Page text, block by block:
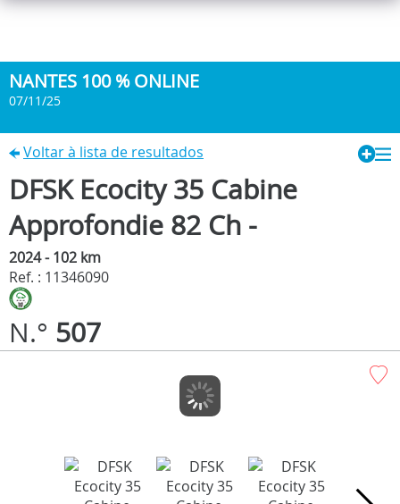
NANTES 100 % ONLINE
07/11/25
Voltar à lista de resultados
DFSK Ecocity 35 Cabine
Approfondie 82 Ch -
2024 - 102 km
Ref. : 11346090
N.° 507